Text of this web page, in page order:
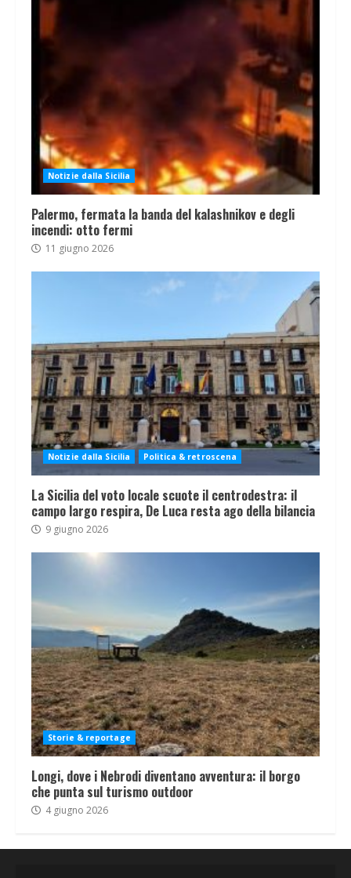
Notizie dalla Sicilia
Palermo, fermata la banda del kalashnikov e degli
incendi: otto fermi
11 giugno 2026
Notizie dalla Sicilia Politica & retroscena
La Sicilia del voto locale scuote il centrodestra: il
campo largo respira, De Luca resta ago della bilancia
9 giugno 2026
Storie & reportage
Longi, dove i Nebrodi diventano avventura: il borgo
che punta sul turismo outdoor
4 giugno 2026